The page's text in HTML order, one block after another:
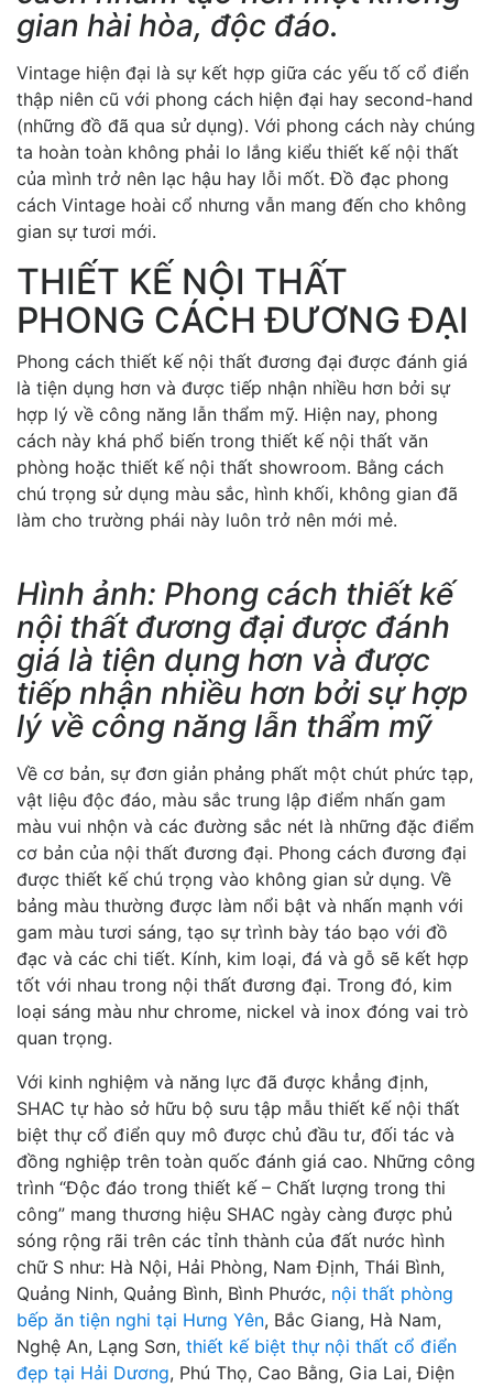
gian hài hòa, độc đáo.
Vintage hiện đại là sự kết hợp giữa các yếu tố cổ điển
thập niên cũ với phong cách hiện đại hay second-hand
(những đồ đã qua sử dụng). Với phong cách này chúng
ta hoàn toàn không phải lo lắng kiểu thiết kế nội thất
của mình trở nên lạc hậu hay lỗi mốt. Đồ đạc phong
cách Vintage hoài cổ nhưng vẫn mang đến cho không
gian sự tươi mới.
THIẾT KẾ NỘI THẤT
PHONG CÁCH ĐƯƠNG ĐẠI
Phong cách thiết kế nội thất đương đại được đánh giá
là tiện dụng hơn và được tiếp nhận nhiều hơn bởi sự
hợp lý về công năng lẫn thẩm mỹ. Hiện nay, phong
cách này khá phổ biến trong thiết kế nội thất văn
phòng hoặc thiết kế nội thất showroom. Bằng cách
chú trọng sử dụng màu sắc, hình khối, không gian đã
làm cho trường phái này luôn trở nên mới mẻ.
Hình ảnh: Phong cách thiết kế
nội thất đương đại được đánh
giá là tiện dụng hơn và được
tiếp nhận nhiều hơn bởi sự hợp
lý về công năng lẫn thẩm mỹ
Về cơ bản, sự đơn giản phảng phất một chút phức tạp,
vật liệu độc đáo, màu sắc trung lập điểm nhấn gam
màu vui nhộn và các đường sắc nét là những đặc điểm
cơ bản của nội thất đương đại. Phong cách đương đại
được thiết kế chú trọng vào không gian sử dụng. Về
bảng màu thường được làm nổi bật và nhấn mạnh với
gam màu tươi sáng, tạo sự trình bày táo bạo với đồ
đạc và các chi tiết. Kính, kim loại, đá và gỗ sẽ kết hợp
tốt với nhau trong nội thất đương đại. Trong đó, kim
loại sáng màu như chrome, nickel và inox đóng vai trò
quan trọng.
Với kinh nghiệm và năng lực đã được khẳng định,
SHAC tự hào sở hữu bộ sưu tập mẫu thiết kế nội thất
biệt thự cổ điển quy mô được chủ đầu tư, đối tác và
đồng nghiệp trên toàn quốc đánh giá cao. Những công
trình “Độc đáo trong thiết kế – Chất lượng trong thi
công” mang thương hiệu SHAC ngày càng được phủ
sóng rộng rãi trên các tỉnh thành của đất nước hình
chữ S như: Hà Nội, Hải Phòng, Nam Định, Thái Bình,
Quảng Ninh, Quảng Bình, Bình Phước, nội thất phòng
bếp ăn tiện nghi tại Hưng Yên, Bắc Giang, Hà Nam,
Nghệ An, Lạng Sơn, thiết kế biệt thự nội thất cổ điển
đẹp tại Hải Dương, Phú Thọ, Cao Bằng, Gia Lai, Điện